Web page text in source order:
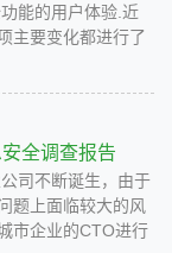
能的用户体验.近
主要变化都进行了
全调查报告
司不断诞生，由于
题上面临较大的风
市企业的CTO进行